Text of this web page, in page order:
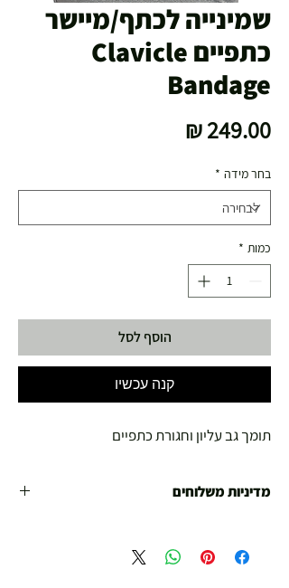
שמינייה לכתף/מיישר
כתפיים Clavicle
Bandage
בחר מידה *
כמות *
הוסף לסל
קנה עכשיו
תומך גב עליון וחגורת כתפיים
מדיניות משלוחים